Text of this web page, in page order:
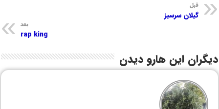
قبل
گیلان سرسبز
بعد
rap king
دیگران این هارو دیدن